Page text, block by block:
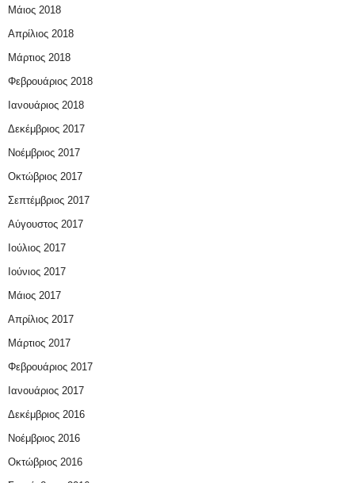
Μάιος 2018
Απρίλιος 2018
Μάρτιος 2018
Φεβρουάριος 2018
Ιανουάριος 2018
Δεκέμβριος 2017
Νοέμβριος 2017
Οκτώβριος 2017
Σεπτέμβριος 2017
Αύγουστος 2017
Ιούλιος 2017
Ιούνιος 2017
Μάιος 2017
Απρίλιος 2017
Μάρτιος 2017
Φεβρουάριος 2017
Ιανουάριος 2017
Δεκέμβριος 2016
Νοέμβριος 2016
Οκτώβριος 2016